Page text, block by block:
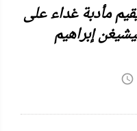
مأدبة غداء على
إبراهيم